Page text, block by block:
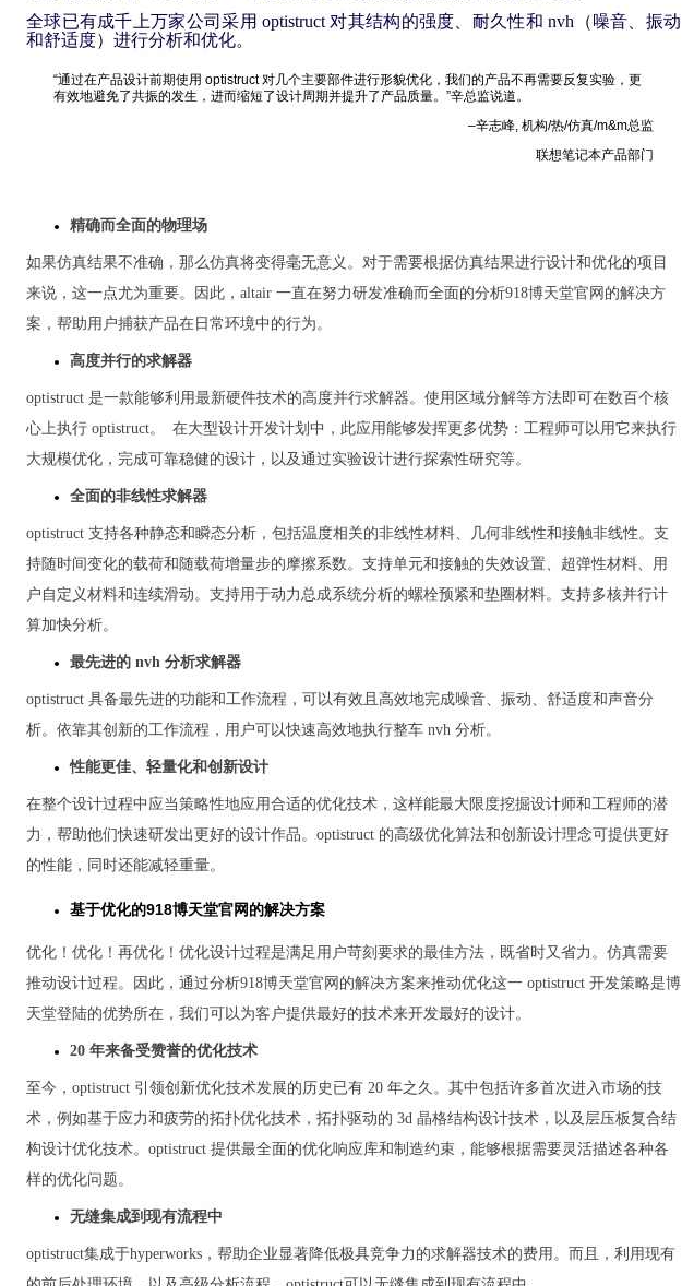
精确而全面的物理场
如果仿真结果不准确，那么仿真将变得毫无意义。对于需要根据仿真结果进行设计和优化的项目
来说，这一点尤为重要。因此，altair 一直在努力研发准确而全面的分析918博天堂官网的解决方
案，帮助用户捕获产品在日常环境中的行为。
高度并行的求解器
optistruct 是一款能够利用最新硬件技术的高度并行求解器。使用区域分解等方法即可在数百个核
心上执行 optistruct。 在大型设计开发计划中，此应用能够发挥更多优势：工程师可以用它来执行
大规模优化，完成可靠稳健的设计，以及通过实验设计进行探索性研究等。
全面的非线性求解器
optistruct 支持各种静态和瞬态分析，包括温度相关的非线性材料、几何非线性和接触非线性。支
持随时间变化的载荷和随载荷增量步的摩擦系数。支持单元和接触的失效设置、超弹性材料、用
户自定义材料和连续滑动。支持用于动力总成系统分析的螺栓预紧和垫圈材料。支持多核并行计
算加快分析。
最先进的 nvh 分析求解器
optistruct 具备最先进的功能和工作流程，可以有效且高效地完成噪音、振动、舒适度和声音分
析。依靠其创新的工作流程，用户可以快速高效地执行整车 nvh 分析。
性能更佳、轻量化和创新设计
在整个设计过程中应当策略性地应用合适的优化技术，这样能最大限度挖掘设计师和工程师的潜
力，帮助他们快速研发出更好的设计作品。optistruct 的高级优化算法和创新设计理念可提供更好
的性能，同时还能减轻重量。
基于优化的918博天堂官网的解决方案
优化！优化！再优化！优化设计过程是满足用户苛刻要求的最佳方法，既省时又省力。仿真需要
推动设计过程。因此，通过分析918博天堂官网的解决方案来推动优化这一 optistruct 开发策略是博
天堂登陆的优势所在，我们可以为客户提供最好的技术来开发最好的设计。
20 年来备受赞誉的优化技术
至今，optistruct 引领创新优化技术发展的历史已有 20 年之久。其中包括许多首次进入市场的技
术，例如基于应力和疲劳的拓扑优化技术，拓扑驱动的 3d 晶格结构设计技术，以及层压板复合结
构设计优化技术。optistruct 提供最全面的优化响应库和制造约束，能够根据需要灵活描述各种各
样的优化问题。
无缝集成到现有流程中
optistruct集成于hyperworks，帮助企业显著降低极具竞争力的求解器技术的费用。而且，利用现有
全球已有成千上万家公司采用 optistruct 对其结构的强度、耐久性和 nvh（噪音、振动
和舒适度）进行分析和优化。
“通过在产品设计前期使用 optistruct 对几个主要部件进行形貌优化，我们的产品不再需要反复实验，更
有效地避免了共振的发生，进而缩短了设计周期并提升了产品质量。”辛总监说道。
–辛志峰, 机构/热/仿真/m&m总监
联想笔记本产品部门